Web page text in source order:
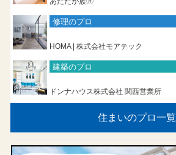
修理のプロ
HOMA | 株式会社モアテック
建築のプロ
ドンナハウス株式会社 関西営業所
住まいのプロ一覧